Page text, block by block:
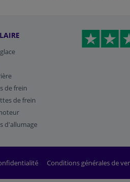
de frein
de frein
d'allumage
Conditions générales de